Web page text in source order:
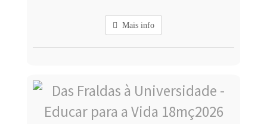
Mais info